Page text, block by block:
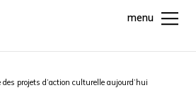
menu
projets d’action culturelle aujourd’hui